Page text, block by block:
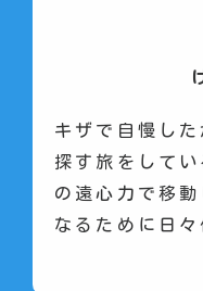
キザで自慢した
探す旅をして
の遠心力で移
なるために日々